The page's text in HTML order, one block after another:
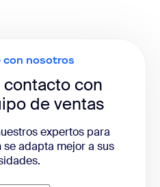
con nosotros
contacto con
de ventas
expertos para
adapta mejor a sus